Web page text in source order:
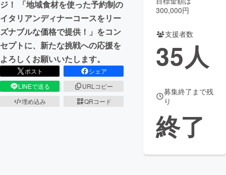
ジ！ 「地域食材を使った予約制の
イタリアンディナーコースをリー
ズナブルな価格で提供！」をコン
セプトに、新たな挑戦への応援を
よろしくお願いいたします。
ポスト
シェア
LINEで送る
URLコピー
埋め込み
QRコード
300,000円
支援者数
35人
募集終了まで残
り
終了